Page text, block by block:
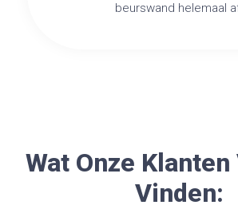
beurswand helemaal
Wat Onze Klanten
Vinden: